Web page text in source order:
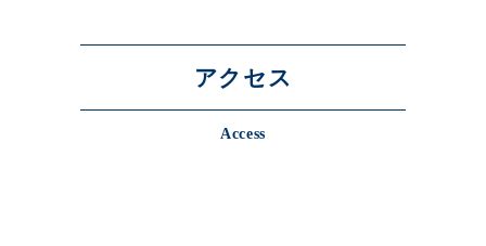
アクセス
Access